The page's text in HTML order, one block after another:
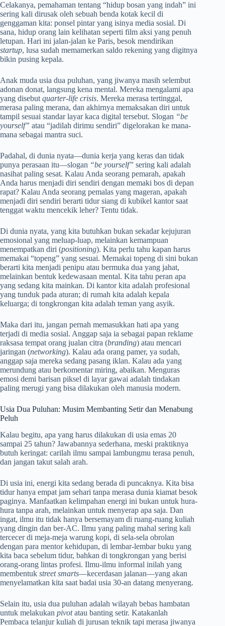
Celakanya, pemahaman tentang “hidup bosan yang indah” ini
sering kali dirusak oleh sebuah benda kotak kecil di
genggaman kita: ponsel pintar yang isinya media sosial. Di
sana, hidup orang lain kelihatan seperti film aksi yang penuh
letupan. Hari ini jalan-jalan ke Paris, besok mendirikan
startup, lusa sudah memamerkan saldo rekening yang digitnya
bikin pusing kepala.
Anak muda usia dua puluhan, yang jiwanya masih selembut
adonan donat, langsung kena mental. Mereka mengalami apa
yang disebut quarter-life crisis. Mereka merasa tertinggal,
merasa paling merana, dan akhirnya memaksakan diri untuk
tampil sesuai standar layar kaca digital tersebut. Slogan “be
yourself” atau “jadilah dirimu sendiri” digelorakan ke mana-
mana sebagai mantra suci.
Padahal, di dunia nyata—dunia kerja yang keras dan tidak
punya perasaan itu—slogan “be yourself” sering kali adalah
nasihat paling sesat. Kalau Anda seorang pemarah, apakah
Anda harus menjadi diri sendiri dengan memaki bos di depan
rapat? Kalau Anda seorang pemalas yang mageran, apakah
menjadi diri sendiri berarti tidur siang di kubikel kantor saat
tenggat waktu mencekik leher? Tentu tidak.
Di dunia nyata, yang kita butuhkan bukan sekadar kejujuran
emosional yang meluap-luap, melainkan kemampuan
menempatkan diri (positioning). Kita perlu tahu kapan harus
memakai “topeng” yang sesuai. Memakai topeng di sini bukan
berarti kita menjadi penipu atau bermuka dua yang jahat,
melainkan bentuk kedewasaan mental. Kita tahu peran apa
yang sedang kita mainkan. Di kantor kita adalah profesional
yang tunduk pada aturan; di rumah kita adalah kepala
keluarga; di tongkrongan kita adalah teman yang asyik.
Maka dari itu, jangan pernah memasukkan hati apa yang
terjadi di media sosial. Anggap saja ia sebagai papan reklame
raksasa tempat orang jualan citra (branding) atau mencari
jaringan (networking). Kalau ada orang pamer, ya sudah,
anggap saja mereka sedang pasang iklan. Kalau ada yang
merundung atau berkomentar miring, abaikan. Menguras
emosi demi barisan piksel di layar gawai adalah tindakan
paling merugi yang bisa dilakukan oleh manusia modern.
Usia Dua Puluhan: Musim Membanting Setir dan Menabung
Peluh
Kalau begitu, apa yang harus dilakukan di usia emas 20
sampai 25 tahun? Jawabannya sederhana, meski praktiknya
butuh keringat: carilah ilmu sampai lambungmu terasa penuh,
dan jangan takut salah arah.
Di usia ini, energi kita sedang berada di puncaknya. Kita bisa
tidur hanya empat jam sehari tanpa merasa dunia kiamat besok
paginya. Manfaatkan kelimpahan energi ini bukan untuk hura-
hura tanpa arah, melainkan untuk menyerap apa saja. Dan
ingat, ilmu itu tidak hanya bersemayam di ruang-ruang kuliah
yang dingin dan ber-AC. Ilmu yang paling mahal sering kali
tercecer di meja-meja warung kopi, di sela-sela obrolan
dengan para mentor kehidupan, di lembar-lembar buku yang
kita baca sebelum tidur, bahkan di tongkrongan yang berisi
orang-orang lintas profesi. Ilmu-ilmu informal inilah yang
membentuk street smarts—kecerdasan jalanan—yang akan
menyelamatkan kita saat badai usia 30-an datang menyerang.
Selain itu, usia dua puluhan adalah wilayah bebas hambatan
untuk melakukan pivotatau banting setir. Katakanlah
Pembaca telanjur kuliah di jurusan teknik tapi merasa jiwanya